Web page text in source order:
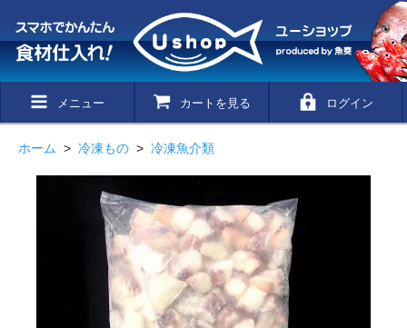
メニュー カートを見る ログイン
ホーム > 冷凍もの > 冷凍魚介類